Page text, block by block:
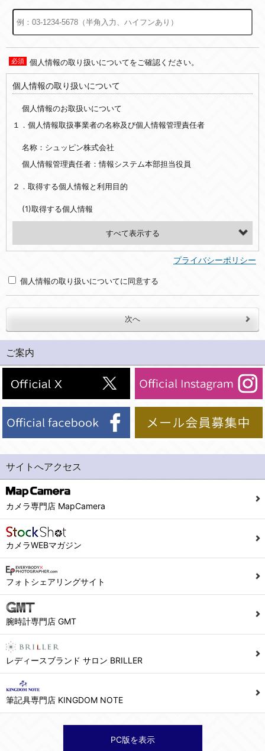
個人情報の取り扱いについてをご確認ください。
個人情報の取り扱いについて
個人情報のお取扱いについて
１．個人情報取扱事業者の名称及び個人情報管理責任者
名称：シュッピン株式会社
個人情報管理責任者：情報システム本部担当役員
２．取得する個人情報と利用目的
(1)取得する個人情報
(2)利用目的
・お問合せへの対応のため
(2)法令等により開示を求められた場合。
(5)業務を円滑に進めるために、外部業者に個人データの一部又は全部の処理を委託する場合（ただし、委託する場合は委託した個人データの安全管理が図られるように、委託先に対する必要かつ適切な監督を行ないます）。
当社への個人情報の提供はお客様の任意ですが、必要な個人情報をご提供いただけない場合、当社のサービス等が利用できない場合がありますのでご了承下さい。
５．ご本人が容易に知覚できない方法による個人情報の取得
６．個人情報に関するお問合せ対応
(1)当社は、当社の保有する個人データに関し、ご本人から利用目的の通知，開示，内容の訂正，追加又は削除，利用の停止，消去及び第三者への提供の停止の請求などがあれば、ご本人の確認をさせていただいた上で、速やかに対応します。また当社の個人情報の取り扱いに関するご質問、ご相談にも対応いたします。尚、シュッピン会員のお客様は、当社が保有する個人データの削除を要求する権利があります。
(2)当社の個人情報に関するお問合せは、以下の窓口で承ります。お問合せの内容により必要な書類提出や質問へのご回答をお願いすることがあります。
シュッピン株式会社 個人情報相談窓口
Mail：privacy@syuppin.com (受付)
プライバシーポリシー
個人情報の取り扱いについてに同意する
ご案内
サイトへアクセス
カメラ専門店 MapCamera
カメラWEBマガジン
フォトシェアリングサイト
腕時計専門店 GMT
レディースブランド サロン BRILLER
筆記具専門店 KINGDOM NOTE
PC版を表示